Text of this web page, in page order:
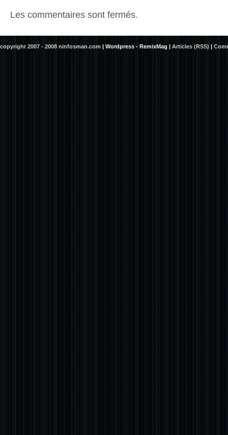
Les commentaires sont fermés.
copyright 2007 - 2008 ninfosman.com | Wordpress - RemixMag | Articles (RSS) |